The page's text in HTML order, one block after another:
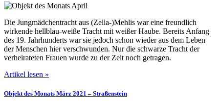
Die Jungmädchentracht aus (Zella-)Mehlis war eine freundlich
wirkende hellblau-weiße Tracht mit weißer Haube. Bereits Anfang
des 19. Jahrhunderts war sie jedoch schon wieder aus dem Leben
der Menschen hier verschwunden. Nur die schwarze Tracht der
verheirateten Frauen wurde zu der Zeit noch getragen.
Artikel lesen »
Objekt des Monats März 2021 ‒ Straßenstein